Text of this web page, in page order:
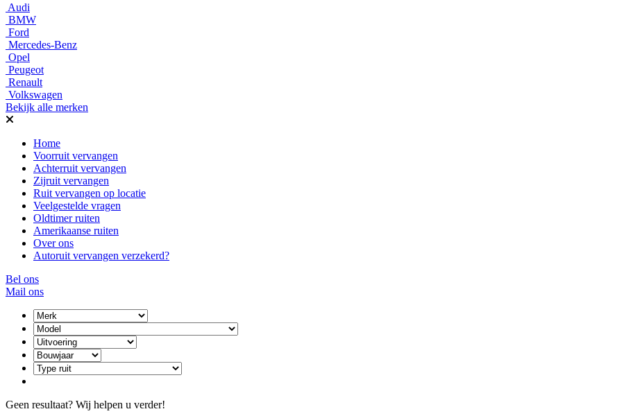
Audi
BMW
Ford
Mercedes-Benz
Opel
Peugeot
Renault
Volkswagen
Bekijk alle merken
Home
Voorruit vervangen
Achterruit vervangen
Zijruit vervangen
Ruit vervangen op locatie
Veelgestelde vragen
Oldtimer ruiten
Amerikaanse ruiten
Over ons
Autoruit vervangen verzekerd?
Bel ons
Mail ons
Geen resultaat? Wij helpen u verder!